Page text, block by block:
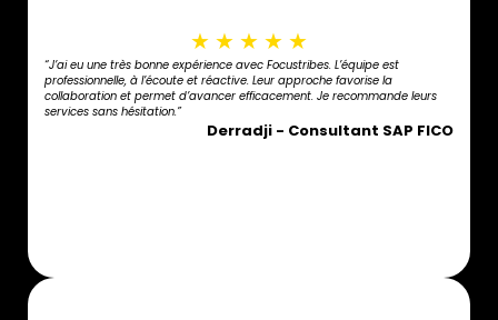
★ ★ ★ ★ ★
“J’ai eu une très bonne expérience avec Focustribes. L’équipe est
professionnelle, à l’écoute et réactive. Leur approche favorise la
collaboration et permet d’avancer efficacement. Je recommande leurs
services sans hésitation.”
Derradji - Consultant SAP FICO